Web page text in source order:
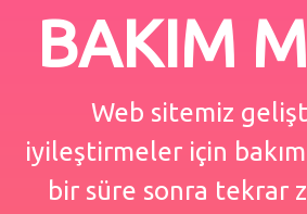
BAKIM
Web sitemiz
iyileştirmeler için
bir süre sonra tekrar